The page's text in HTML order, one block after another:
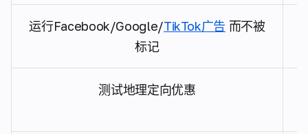
运行Facebook/Google/TikTok广告 而不被
标记
测试地理定向优惠